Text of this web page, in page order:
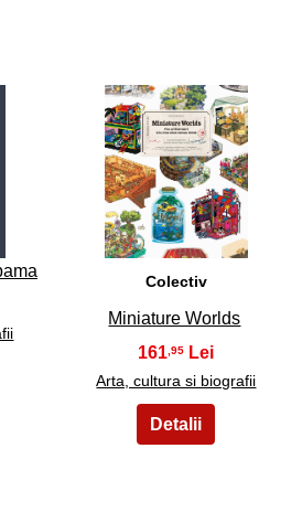
26
Colectiv
Miniature Worlds
161 ,95
Arta, cultura si biografii